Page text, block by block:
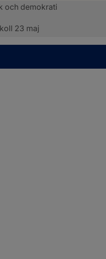
och demokrati
23 maj